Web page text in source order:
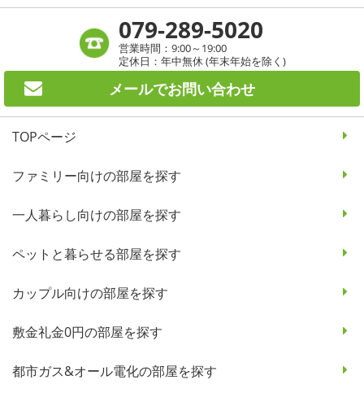
079-289-5020
営業時間：9:00～19:00
定休日：年中無休 (年末年始を除く)
メールでお問い合わせ
TOPページ
ファミリー向けの部屋を探す
一人暮らし向けの部屋を探す
ペットと暮らせる部屋を探す
カップル向けの部屋を探す
敷金礼金0円の部屋を探す
都市ガス&オール電化の部屋を探す